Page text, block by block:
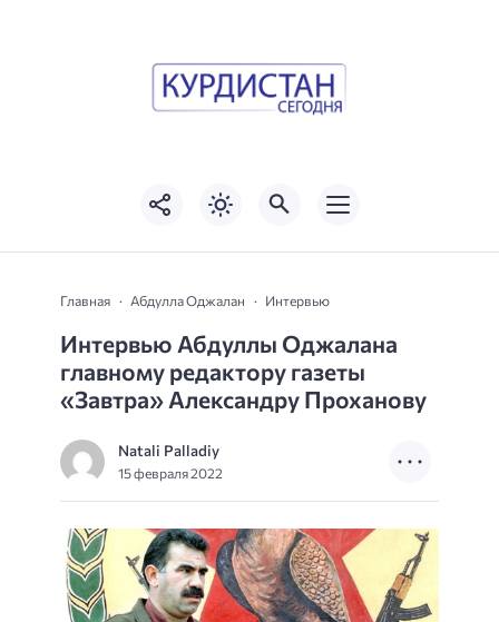
Главная Абдулла Оджалан Интервью
Интервью Абдуллы Оджалана
главному редактору газеты
«Завтра» Александру Проханову
Natali Palladiy
15 февраля 2022